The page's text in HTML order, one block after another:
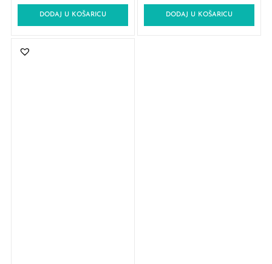
DODAJ U KOŠARICU DODAJ U KOŠARICU